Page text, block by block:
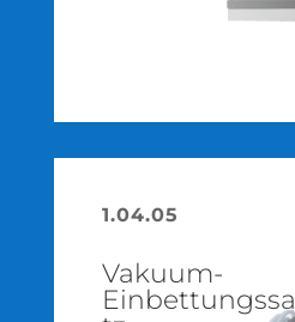
1.04.05
Vakuum-
Einbettungssa